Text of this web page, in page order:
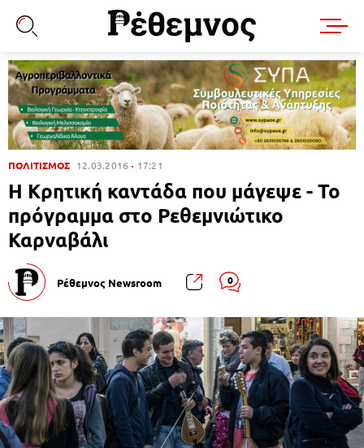
ΠΟΛΙΤΙΣΜΟΣ 12.03.2016 17:21
Η Κρητική καντάδα που μάγεψε - Το
πρόγραμμα στο Ρεθεμνιώτικο
Καρναβάλι
Ρέθεμνος Newsroom 0